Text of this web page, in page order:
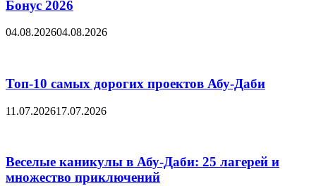
Бонус 2026
04.08.202604.08.2026
Топ-10 самых дорогих проектов Абу-Даби
11.07.202617.07.2026
Веселые каникулы в Абу-Даби: 25 лагерей и
множество приключений